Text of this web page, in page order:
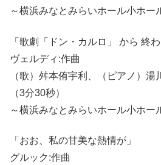
～横浜みなとみらいホール小ホー
「歌劇「ドン・カルロ」 から 終
ヴェルディ:作曲
（歌）舛本侑宇利、（ピアノ）湯
（3分30秒）
～横浜みなとみらいホール小ホー
「おお、私の甘美な熱情が」
グルック:作曲